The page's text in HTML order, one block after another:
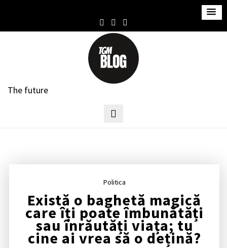
i
The future
Politica
Există o baghetă magică
care îți poate îmbunătăți
sau înrăutăți viața; tu
cine ai vrea să o dețină?